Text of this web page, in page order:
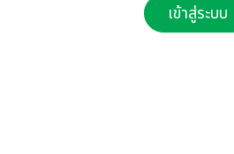
เข้าสู่ระบบ